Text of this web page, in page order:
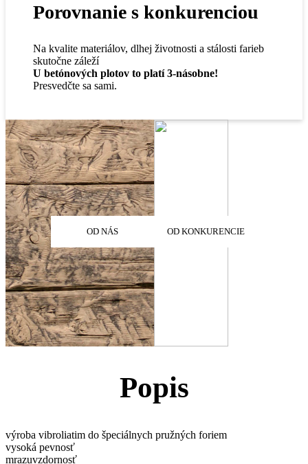
Porovnanie s konkurenciou
Na kvalite materiálov, dlhej životnosti a stálosti farieb
skutočne záleží
U betónových plotov to platí 3-násobne!
Presvedčte sa sami.
OD NÁS OD KONKURENCIE
Popis
výroba vibroliatim do špeciálnych pružných foriem
vysoká pevnosť
mrazuvzdornosť